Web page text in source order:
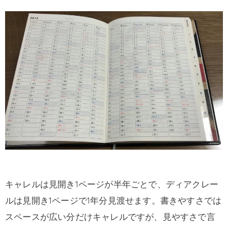
キャレルは見開き1ページが半年ごとで、ディアクレー
ルは見開き1ページで1年分見渡せます。書きやすさでは
スペースが広い分だけキャレルですが、見やすさで言